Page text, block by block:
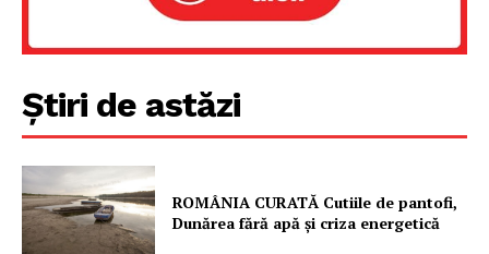
Știri de astăzi
ROMÂNIA CURATĂ Cutiile de pantofi,
Dunărea fără apă și criza energetică